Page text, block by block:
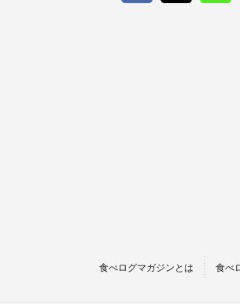
食べログマガジンとは 食べ